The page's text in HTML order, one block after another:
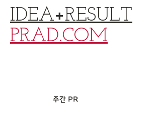
IDEA+RESULT
PRAD.COM
주간 PR